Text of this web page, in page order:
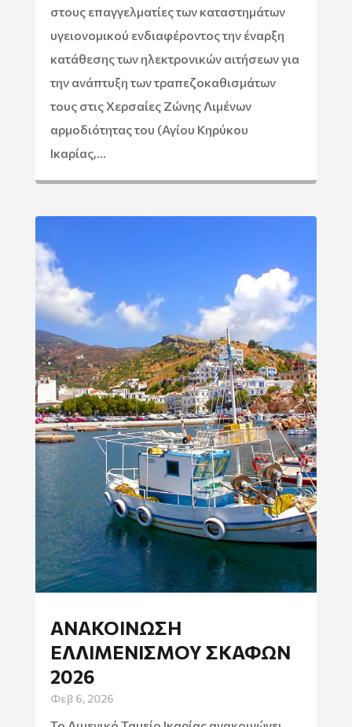
στους επαγγελματίες των καταστημάτων
υγειονομικού ενδιαφέροντος την έναρξη
κατάθεσης των ηλεκτρονικών αιτήσεων για
την ανάπτυξη των τραπεζοκαθισμάτων
τους στις Χερσαίες Ζώνης Λιμένων
αρμοδιότητας του (Αγίου Κηρύκου
Ικαρίας,...
ΑΝΑΚΟΙΝΩΣΗ
ΕΛΛΙΜΕΝΙΣΜΟΥ ΣΚΑΦΩΝ
2026
Φεβ 6, 2026